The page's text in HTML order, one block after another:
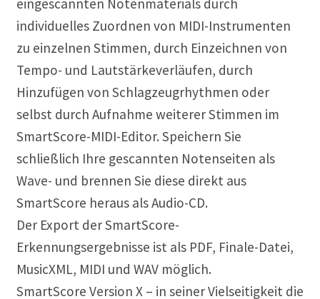
individuelles Zuordnen von MIDI-Instrumenten
zu einzelnen Stimmen, durch Einzeichnen von
Tempo- und Lautstärkeverläufen, durch
Hinzufügen von Schlagzeugrhythmen oder
selbst durch Aufnahme weiterer Stimmen im
SmartScore-MIDI-Editor. Speichern Sie
schließlich Ihre gescannten Notenseiten als
Wave- und brennen Sie diese direkt aus
SmartScore heraus als Audio-CD.
Der Export der SmartScore-
Erkennungsergebnisse ist als PDF, Finale-Datei,
MusicXML, MIDI und WAV möglich.
SmartScore Version X – in seiner Vielseitigkeit die